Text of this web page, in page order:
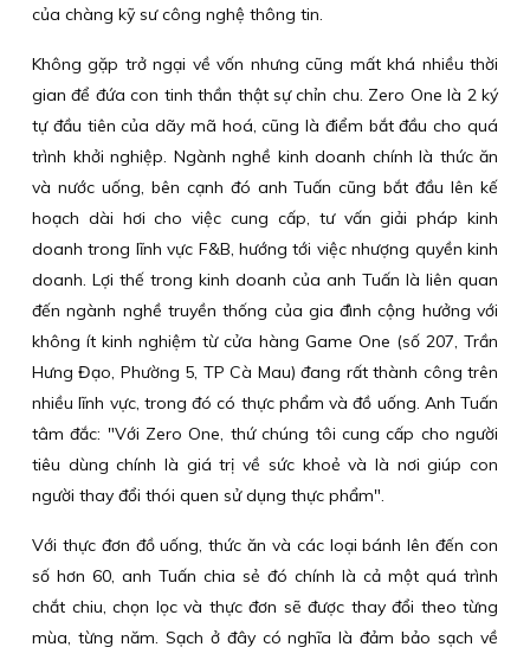
của chàng kỹ sư công nghệ thông tin.
Không gặp trở ngại về vốn nhưng cũng mất khá nhiều thời
gian để đứa con tinh thần thật sự chỉn chu. Zero One là 2 ký
tự đầu tiên của dãy mã hoá, cũng là điểm bắt đầu cho quá
trình khởi nghiệp. Ngành nghề kinh doanh chính là thức ăn
và nước uống, bên cạnh đó anh Tuấn cũng bắt đầu lên kế
hoạch dài hơi cho việc cung cấp, tư vấn giải pháp kinh
doanh trong lĩnh vực F&B, hướng tới việc nhượng quyền kinh
doanh. Lợi thế trong kinh doanh của anh Tuấn là liên quan
đến ngành nghề truyền thống của gia đình cộng hưởng với
không ít kinh nghiệm từ cửa hàng Game One (số 207, Trần
Hưng Đạo, Phường 5, TP Cà Mau) đang rất thành công trên
nhiều lĩnh vực, trong đó có thực phẩm và đồ uống. Anh Tuấn
tâm đắc: "Với Zero One, thứ chúng tôi cung cấp cho người
tiêu dùng chính là giá trị về sức khoẻ và là nơi giúp con
người thay đổi thói quen sử dụng thực phẩm".
Với thực đơn đồ uống, thức ăn và các loại bánh lên đến con
số hơn 60, anh Tuấn chia sẻ đó chính là cả một quá trình
chắt chiu, chọn lọc và thực đơn sẽ được thay đổi theo từng
mùa, từng năm. Sạch ở đây có nghĩa là đảm bảo sạch về